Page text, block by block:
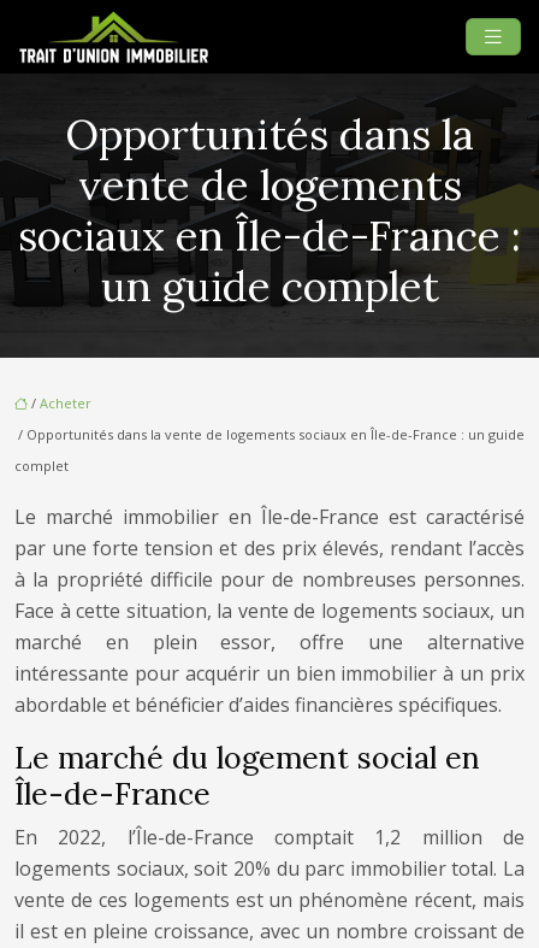
Opportunités dans la
vente de logements
sociaux en Île-de-France :
un guide complet
/ Acheter
/ Opportunités dans la vente de logements sociaux en Île-de-France : un guide
complet
Le marché immobilier en Île-de-France est caractérisé
par une forte tension et des prix élevés, rendant l’accès
à la propriété difficile pour de nombreuses personnes.
Face à cette situation, la vente de logements sociaux, un
marché en plein essor, offre une alternative
intéressante pour acquérir un bien immobilier à un prix
abordable et bénéficier d’aides financières spécifiques.
Le marché du logement social en
Île-de-France
En 2022, l’Île-de-France comptait 1,2 million de
logements sociaux, soit 20% du parc immobilier total. La
vente de ces logements est un phénomène récent, mais
il est en pleine croissance, avec un nombre croissant de